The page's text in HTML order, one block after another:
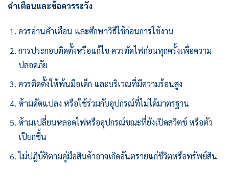
คำเตือนและข้อควรระวัง
ควรอ่านคำเตือน และศึกษาวิธีใช้ก่อนการใช้งาน
การประกอบติดตั้งหรือแก้ไข ควรตัดไฟก่อนทุกครั้งเพื่อความ
ปลอดภัย
ควรติดตั้งให้พ้นมือเด็ก และบริเวณที่มีความร้อนสูง
ห้ามดัดแปลง หรือใช้ร่วมกับอุปกรณ์ที่ไม่ได้มาตรฐาน
ห้ามเปลี่ยนหลอดไฟหรืออุปกรณ์ขณะที่ยังเปิดสวิตช์ หรือตัว
เปียกชื้น
ไม่ปฎิบัติตามคู่มือสินค้าอาจเกิดอันตรายแก่ชีวิตหรือทรัพย์สิน